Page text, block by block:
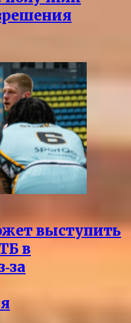
выступить
в